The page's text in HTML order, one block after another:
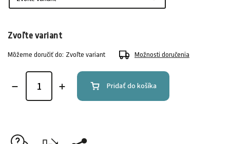
Zvoľte variant
Môžeme doručiť do: Zvoľte variant Možnosti doručenia
Pridať do košíka